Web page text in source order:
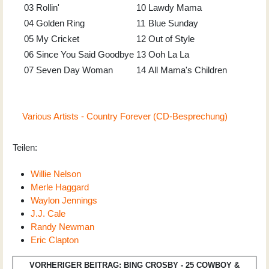
03 Rollin' 10 Lawdy Mama
04 Golden Ring 11 Blue Sunday
05 My Cricket 12 Out of Style
06 Since You Said Goodbye 13 Ooh La La
07 Seven Day Woman 14 All Mama's Children
Various Artists - Country Forever (CD-Besprechung)
Teilen:
Willie Nelson
Merle Haggard
Waylon Jennings
J.J. Cale
Randy Newman
Eric Clapton
VORHERIGER BEITRAG: BING CROSBY - 25 COWBOY &